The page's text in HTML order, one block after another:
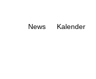
News Kalender